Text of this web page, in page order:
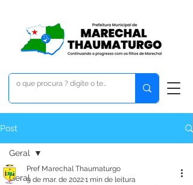
Post
Geral
Geral
Pref Marechal Thaumaturgo
9 de mar. de 20221 min de leitura